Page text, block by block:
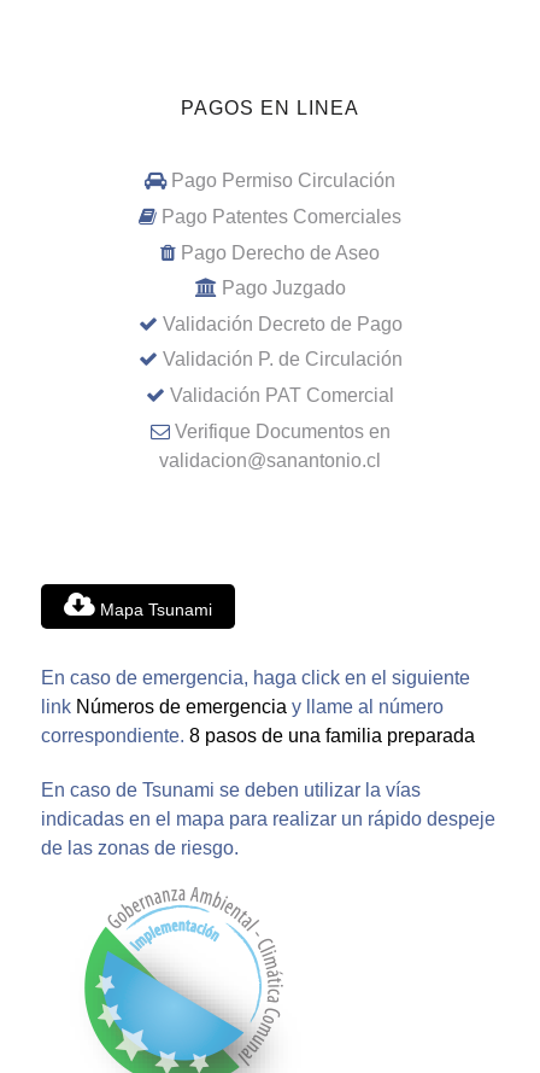
PAGOS EN LINEA
Pago Permiso Circulación
Pago Patentes Comerciales
Pago Derecho de Aseo
Pago Juzgado
Validación Decreto de Pago
Validación P. de Circulación
Validación PAT Comercial
Verifique Documentos en
validacion@sanantonio.cl
Mapa Tsunami
En caso de emergencia, haga click en el siguiente
link Números de emergencia y llame al número
correspondiente. 8 pasos de una familia preparada
En caso de Tsunami se deben utilizar la vías
indicadas en el mapa para realizar un rápido despeje
de las zonas de riesgo.